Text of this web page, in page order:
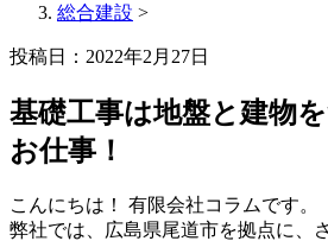
総合建設 >
投稿日：2022年2月27日
基礎工事は地盤と建物
お仕事！
こんにちは！ 有限会社コラムです。
弊社では、広島県尾道市を拠点に、